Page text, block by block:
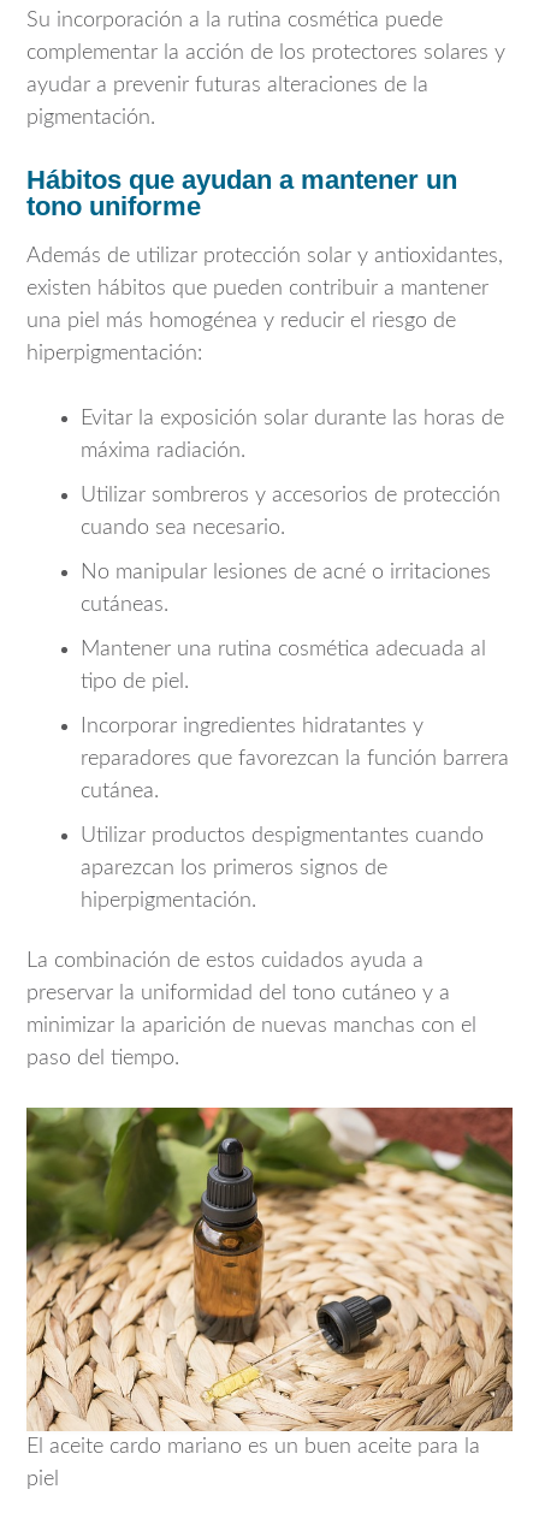
Su incorporación a la rutina cosmética puede
complementar la acción de los protectores solares y
ayudar a prevenir futuras alteraciones de la
pigmentación.
Hábitos que ayudan a mantener un
tono uniforme
Además de utilizar protección solar y antioxidantes,
existen hábitos que pueden contribuir a mantener
una piel más homogénea y reducir el riesgo de
hiperpigmentación:
Evitar la exposición solar durante las horas de
máxima radiación.
Utilizar sombreros y accesorios de protección
cuando sea necesario.
No manipular lesiones de acné o irritaciones
cutáneas.
Mantener una rutina cosmética adecuada al
tipo de piel.
Incorporar ingredientes hidratantes y
reparadores que favorezcan la función barrera
cutánea.
Utilizar productos despigmentantes cuando
aparezcan los primeros signos de
hiperpigmentación.
La combinación de estos cuidados ayuda a
preservar la uniformidad del tono cutáneo y a
minimizar la aparición de nuevas manchas con el
paso del tiempo.
El aceite cardo mariano es un buen aceite para la
piel